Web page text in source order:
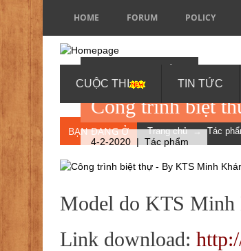
HOME FORUM POLICY
CUỘC THI TIN TỨC
BẠN ĐANG Ở Trang chủ→Tác
BY KTS MINH KHÁNH
Công trình biệt
4-2-2020 | Tác phẩm
Model do KTS Minh
Link download: